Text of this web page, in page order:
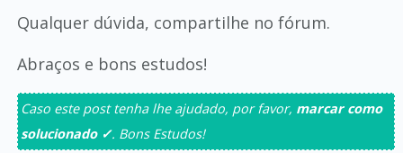
Qualquer dúvida, compartilhe no fórum.
Abraços e bons estudos!
Caso este post tenha lhe ajudado, por favor, marcar como
solucionado ✓. Bons Estudos!